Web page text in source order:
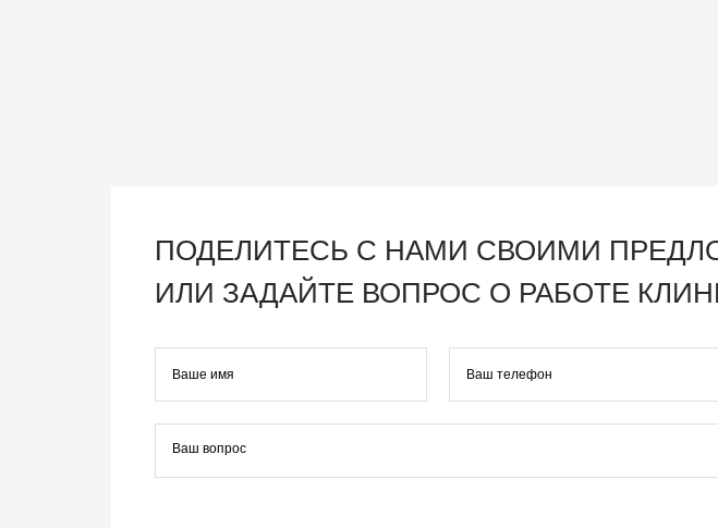
ПОДЕЛИТЕСЬ С НАМИ СВОИМИ
ИЛИ ЗАДАЙТЕ ВОПРОС О РАБОТЕ